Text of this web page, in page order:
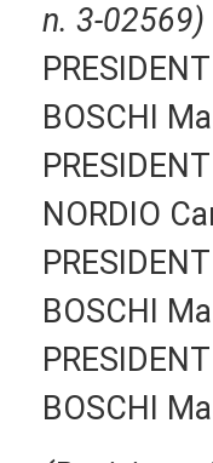
n. 3-02569)
BOSCHI
NORDIO
BOSCHI
BOSCHI